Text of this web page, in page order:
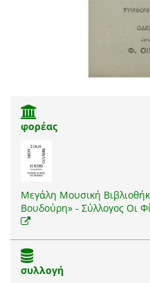
φορέας
Μεγάλη Μουσική
Βουδούρη» - Σύλλογος Οι
συλλογή